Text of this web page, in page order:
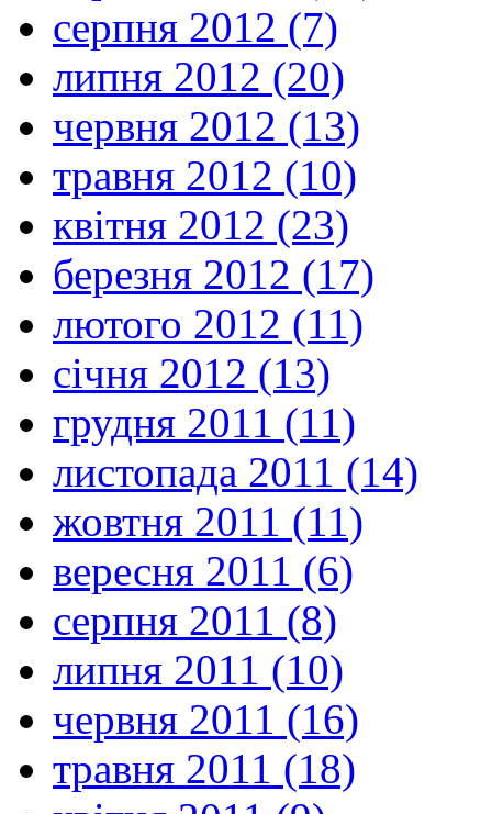
серпня 2012 (7)
липня 2012 (20)
червня 2012 (13)
травня 2012 (10)
квітня 2012 (23)
березня 2012 (17)
лютого 2012 (11)
січня 2012 (13)
грудня 2011 (11)
листопада 2011 (14)
жовтня 2011 (11)
вересня 2011 (6)
серпня 2011 (8)
липня 2011 (10)
червня 2011 (16)
травня 2011 (18)